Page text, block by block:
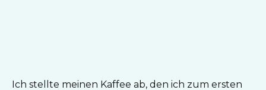
Ich stellte meinen Kaffee ab, den ich zum ersten